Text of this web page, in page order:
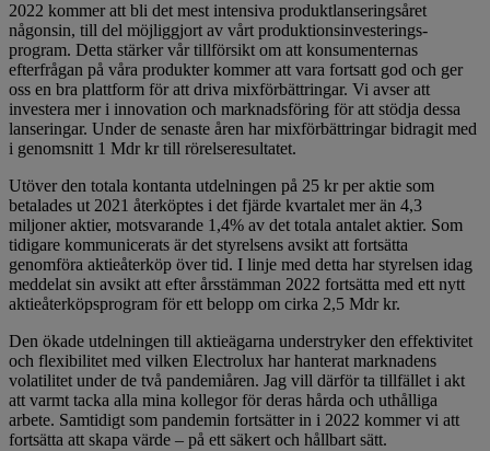
2022 kommer att bli det mest intensiva produktlanseringsåret
någonsin, till del möjliggjort av vårt produktionsinvesterings-
program. Detta stärker vår tillförsikt om att konsumenternas
efterfrågan på våra produkter kommer att vara fortsatt god och ger
oss en bra plattform för att driva mixförbättringar. Vi avser att
investera mer i innovation och marknadsföring för att stödja dessa
lanseringar. Under de senaste åren har mixförbättringar bidragit med
i genomsnitt 1 Mdr kr till rörelseresultatet.
Utöver den totala kontanta utdelningen på 25 kr per aktie som
betalades ut 2021 återköptes i det fjärde kvartalet mer än 4,3
miljoner aktier, motsvarande 1,4% av det totala antalet aktier. Som
tidigare kommunicerats är det styrelsens avsikt att fortsätta
genomföra aktieåterköp över tid. I linje med detta har styrelsen idag
meddelat sin avsikt att efter årsstämman 2022 fortsätta med ett nytt
aktieåterköpsprogram för ett belopp om cirka 2,5 Mdr kr.
Den ökade utdelningen till aktieägarna understryker den effektivitet
och flexibilitet med vilken Electrolux har hanterat marknadens
volatilitet under de två pandemiåren. Jag vill därför ta tillfället i akt
att varmt tacka alla mina kollegor för deras hårda och uthålliga
arbete. Samtidigt som pandemin fortsätter in i 2022 kommer vi att
fortsätta att skapa värde – på ett säkert och hållbart sätt.